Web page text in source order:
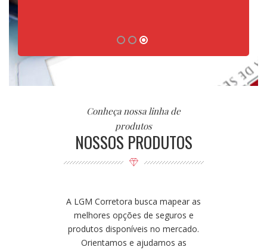
necessidades do cliente e oferecem soluções com
preços bem interessantes.
Conheça nossa linha de
produtos
NOSSOS PRODUTOS
A LGM Corretora busca mapear as
melhores opções de seguros e
produtos disponíveis no mercado.
Orientamos e ajudamos as